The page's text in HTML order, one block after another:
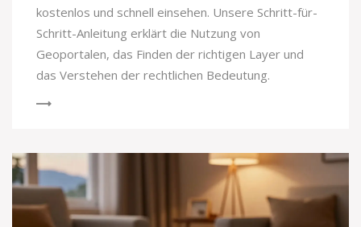
kostenlos und schnell einsehen. Unsere Schritt-für-
Schritt-Anleitung erklärt die Nutzung von
Geoportalen, das Finden der richtigen Layer und
das Verstehen der rechtlichen Bedeutung.